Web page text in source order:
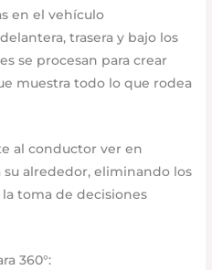
en el vehículo
trasera y bajo los
se procesan para crear
muestra todo lo que rodea
al conductor ver en
alrededor, eliminando los
toma de decisiones
360°: